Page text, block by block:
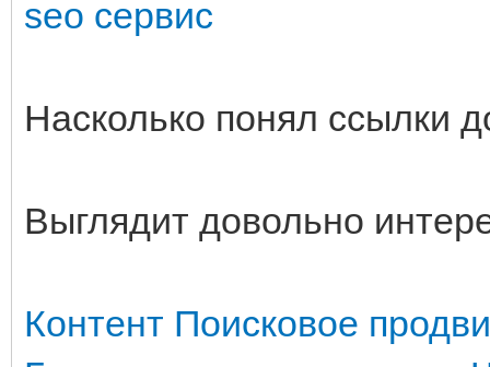
seo сервис
Насколько понял ссылки
Выглядит довольно
Контент Поисковое